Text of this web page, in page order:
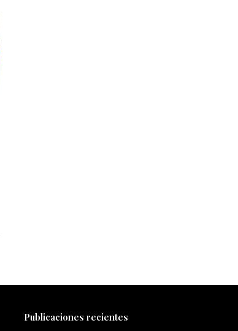
Publicaciones recientes